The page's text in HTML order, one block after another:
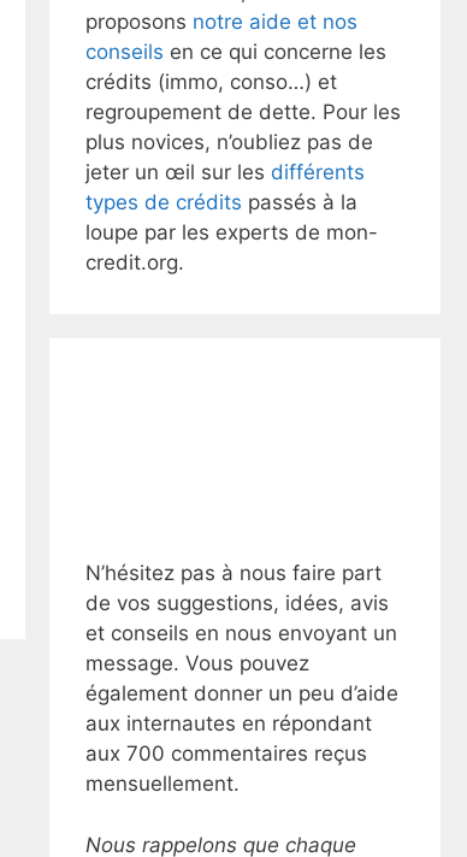
proposons notre aide et nos
conseils en ce qui concerne les
crédits (immo, conso…) et
regroupement de dette. Pour les
plus novices, n’oubliez pas de
jeter un œil sur les différents
types de crédits passés à la
loupe par les experts de mon-
credit.org.
N’hésitez pas à nous faire part
de vos suggestions, idées, avis
et conseils en nous envoyant un
message. Vous pouvez
également donner un peu d’aide
aux internautes en répondant
aux 700 commentaires reçus
mensuellement.
Nous rappelons que chaque